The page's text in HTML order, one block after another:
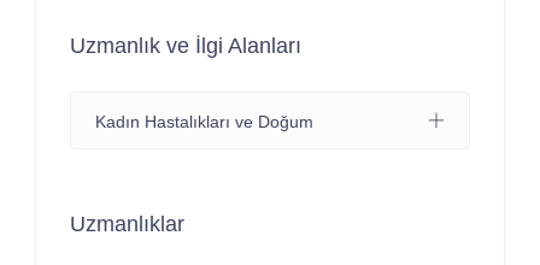
Uzmanlık ve İlgi Alanları
Kadın Hastalıkları ve Doğum
Uzmanlıklar